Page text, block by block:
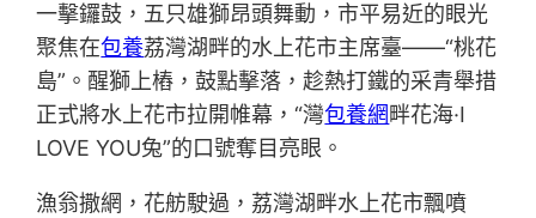
一擊鑼鼓，五只雄獅昂頭舞動，市平易近的眼光
聚焦在包養荔灣湖畔的水上花市主席臺——“桃花
島”。醒獅上樁，鼓點擊落，趁熱打鐵的采青舉措
正式將水上花市拉開帷幕，“灣包養網畔花海·I
LOVE YOU兔”的口號奪目亮眼。
漁翁撒網，花舫駛過，荔灣湖畔水上花市飄噴